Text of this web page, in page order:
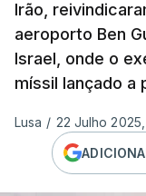
Irão,
aeroporto Ben
Israel, onde o
míssil lançado
Lusa / 22 Julho